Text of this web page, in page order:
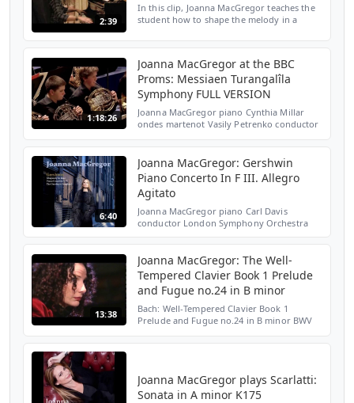
2:39
In this clip, Joanna MacGregor teaches the
student how to shape the melody in a
1:18:26
Joanna MacGregor at the BBC
Proms: Messiaen Turangalîla
Symphony FULL VERSION
Joanna MacGregor piano Cynthia Millar
ondes martenot Vasily Petrenko conductor
6:40
Joanna MacGregor: Gershwin
Piano Concerto In F III. Allegro
Agitato
Joanna MacGregor piano Carl Davis
conductor London Symphony Orchestra
13:38
Joanna MacGregor: The Well-
Tempered Clavier Book 1 Prelude
and Fugue no.24 in B minor
Bach: Well-Tempered Clavier Book 1
Prelude and Fugue no.24 in B minor BWV
Joanna MacGregor plays Scarlatti:
Sonata in A minor K175